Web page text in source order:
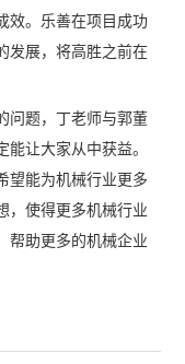
效。乐善在项目成功
发展，将高胜之前在
题，丁老师与郭董
让大家从中获益。
望能为机械行业更多
，使得更多机械行业
帮助更多的机械企业